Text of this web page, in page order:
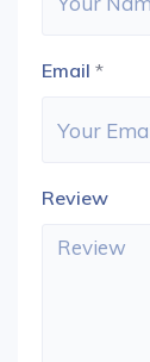
Email *
Review